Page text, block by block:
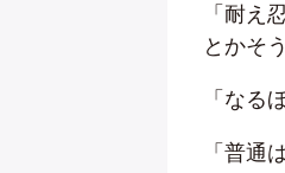
「耐え
とかそ
「なる
「普通